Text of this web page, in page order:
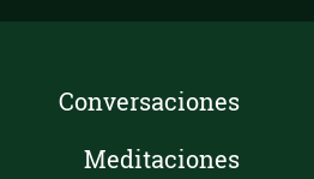
Conversaciones
Meditaciones